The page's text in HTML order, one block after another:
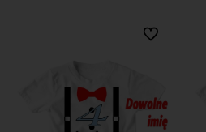
Do ulubionych
Do ulubionych